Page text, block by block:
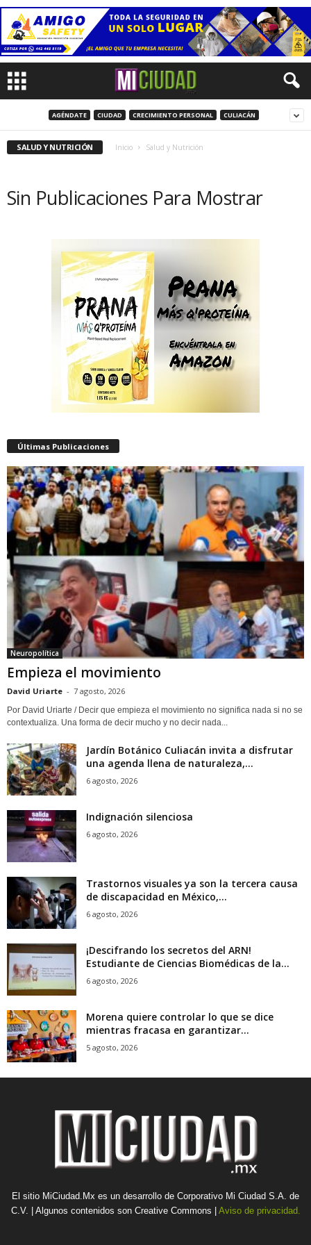
AGÉNDATE CIUDAD CRECIMIENTO PERSONAL CULIACÁN
SALUD Y NUTRICIÓN Inicio Salud y Nutrición
Sin Publicaciones Para Mostrar
Últimas Publicaciones
Neuropolítica
Empieza el movimiento
David Uriarte - 7 agosto, 2026
Por David Uriarte / Decir que empieza el movimiento no significa nada si no se
contextualiza. Una forma de decir mucho y no decir nada...
Jardín Botánico Culiacán invita a disfrutar
una agenda llena de naturaleza,...
6 agosto, 2026
Indignación silenciosa
6 agosto, 2026
Trastornos visuales ya son la tercera causa
de discapacidad en México,...
6 agosto, 2026
¡Descifrando los secretos del ARN!
Estudiante de Ciencias Biomédicas de la...
6 agosto, 2026
Morena quiere controlar lo que se dice
mientras fracasa en garantizar...
5 agosto, 2026
El sitio MiCiudad.Mx es un desarrollo de Corporativo Mi Ciudad S.A. de
C.V. | Algunos contenidos son Creative Commons | Aviso de privacidad.